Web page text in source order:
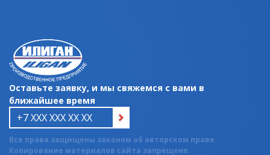
Оставьте заявку, и мы свяжемся с вами в
ближайшее время
Все права защищены законом об авторском праве.
Копирование материалов сайта запрещено.